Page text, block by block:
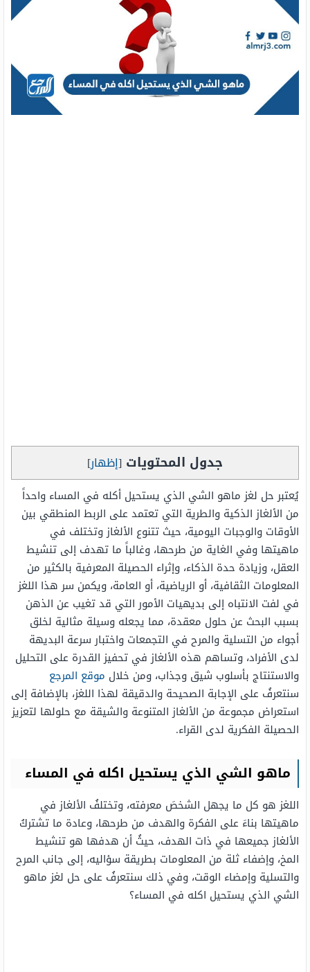
جدول المحتويات [إظهار]
يُعتبر حل لغز ماهو الشي الذي يستحيل أكله في المساء واحداً
من الألغاز الذكية والطرية التي تعتمد على الربط المنطقي بين
الأوقات والوجبات اليومية، حيث تتنوع الألغاز وتختلف في
ماهيتها وفي الغاية من طرحها، وغالباً ما تهدف إلى تنشيط
العقل، وزيادة حدة الذكاء، وإثراء الحصيلة المعرفية بالكثير من
المعلومات الثقافية، أو الرياضية، أو العامة، ويكمن سر هذا اللغز
في لفت الانتباه إلى بديهيات الأمور التي قد تغيب عن الذهن
بسبب البحث عن حلول معقدة، مما يجعله وسيلة مثالية لخلق
أجواء من التسلية والمرح في التجمعات واختبار سرعة البديهة
لدى الأفراد، وتساهم هذه الألغاز في تحفيز القدرة على التحليل
والاستنتاج بأسلوب شيق وجذاب، ومن خلال موقع المرجع
سنتعرفُ على الإجابة الصحيحة والدقيقة لهذا اللغز، بالإضافة إلى
استعراض مجموعة من الألغاز المتنوعة والشيقة مع حلولها لتعزيز
الحصيلة الفكرية لدى القراء.
ماهو الشي الذي يستحيل اكله في المساء
اللغز هو كل ما يجهل الشخصَ معرفته، وتختلفُ الألغاز في
ماهيتها بناءَ على الفكرة والهدف من طرحها، وعادة ما تشتركُ
الألغاز جميعها في ذات الهدف، حيثُ أن هدفها هو تنشيط
المخ، وإضفاء ثلة من المعلومات بطريقة سؤاليه، إلى جانب المرح
والتسلية وإمضاء الوقت، وفي ذلك سنتعرفُ على حل لغز ماهو
الشي الذي يستحيل اكله في المساء؟